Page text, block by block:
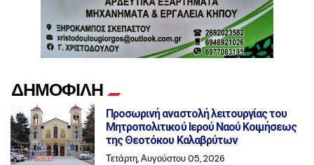
ΔΗΜΟΦΙΛΗ
Προσωρινή αναστολή λειτουργίας του
Μητροπολιτικού Ιερού Ναού Κοιμήσεως
της Θεοτόκου Καλαβρύτων
Τετάρτη, Αυγούστου 05, 2026